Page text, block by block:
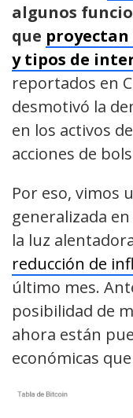
algunos
que
y tipos de
reportados en
desmotivó la
en los activos
acciones de
Por eso, vimos
generalizada
la luz
reducción de
último mes.
posibilidad de
ahora están
económicas